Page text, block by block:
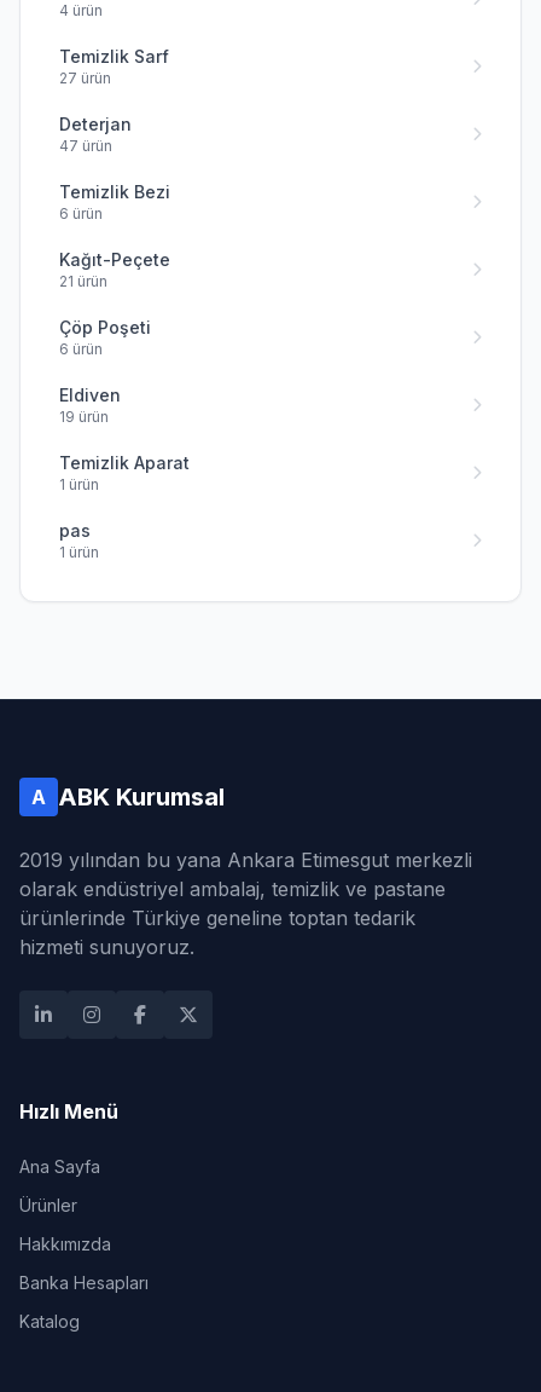
4 ürün
Temizlik Sarf
27 ürün
Deterjan
47 ürün
Temizlik Bezi
6 ürün
Kağıt-Peçete
21 ürün
Çöp Poşeti
6 ürün
Eldiven
19 ürün
Temizlik Aparat
1 ürün
pas
1 ürün
A ABK Kurumsal
2019 yılından bu yana Ankara Etimesgut merkezli
olarak endüstriyel ambalaj, temizlik ve pastane
ürünlerinde Türkiye geneline toptan tedarik
hizmeti sunuyoruz.
Hızlı Menü
Ana Sayfa
Ürünler
Hakkımızda
Banka Hesapları
Katalog